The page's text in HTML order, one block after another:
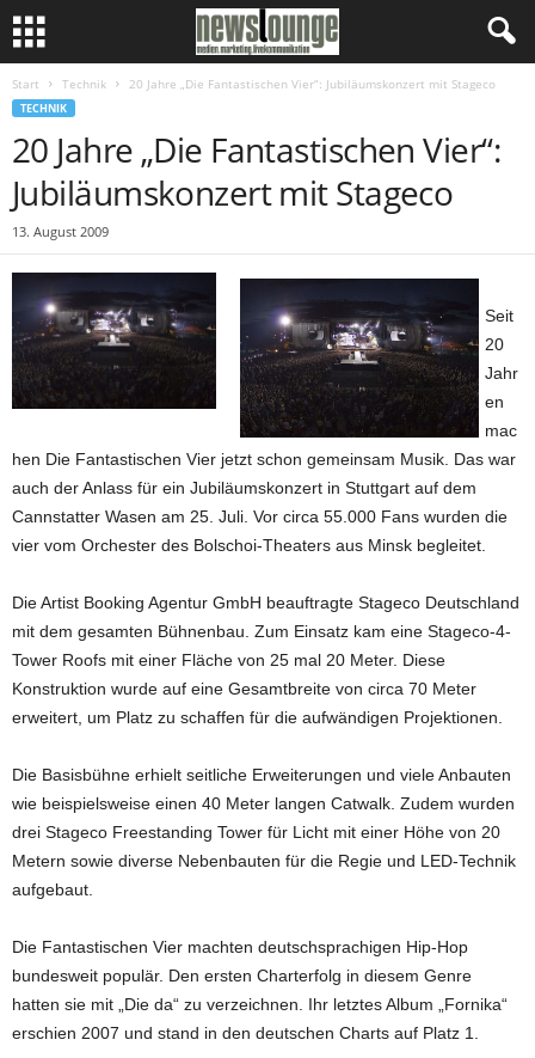
Start Technik 20 Jahre „Die Fantastischen Vier“: Jubiläumskonzert mit Stageco
TECHNIK
20 Jahre „Die Fantastischen Vier“:
Jubiläumskonzert mit Stageco
13. August 2009
Seit
20
Jahr
en
mac
hen Die Fantastischen Vier jetzt schon gemeinsam Musik. Das war
auch der Anlass für ein Jubiläumskonzert in Stuttgart auf dem
Cannstatter Wasen am 25. Juli. Vor circa 55.000 Fans wurden die
vier vom Orchester des Bolschoi-Theaters aus Minsk begleitet.
Die Artist Booking Agentur GmbH beauftragte Stageco Deutschland
mit dem gesamten Bühnenbau. Zum Einsatz kam eine Stageco-4-
Tower Roofs mit einer Fläche von 25 mal 20 Meter. Diese
Konstruktion wurde auf eine Gesamtbreite von circa 70 Meter
erweitert, um Platz zu schaffen für die aufwändigen Projektionen.
Die Basisbühne erhielt seitliche Erweiterungen und viele Anbauten
wie beispielsweise einen 40 Meter langen Catwalk. Zudem wurden
drei Stageco Freestanding Tower für Licht mit einer Höhe von 20
Metern sowie diverse Nebenbauten für die Regie und LED-Technik
aufgebaut.
Die Fantastischen Vier machten deutschsprachigen Hip-Hop
bundesweit populär. Den ersten Charterfolg in diesem Genre
hatten sie mit „Die da“ zu verzeichnen. Ihr letztes Album „Fornika“
erschien 2007 und stand in den deutschen Charts auf Platz 1.